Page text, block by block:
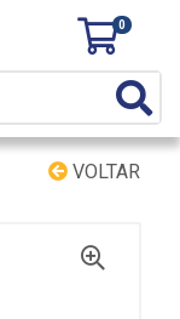
0
VOLTAR